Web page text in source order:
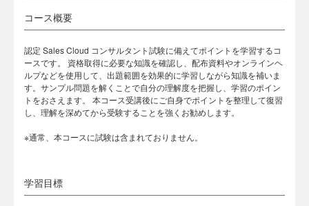
コース概要
認定 Sales Cloud コンサルタント試験に備えてポイントを学習するコ
ースです。 資格取得に必要な知識を確認し、配布資料やオンラインヘ
ルプなどを使用して、出題範囲を効果的に学習しながら知識を補いま
す。サンプル問題を解くことで自分の理解度を把握し、学習のポイン
トをおさえます。 本コース受講後にご自身でポイントを整理して復習
し、理解を深めてから受験することを強くお勧めします。
※通常、本コースに試験は含まれておりません。
学習目標